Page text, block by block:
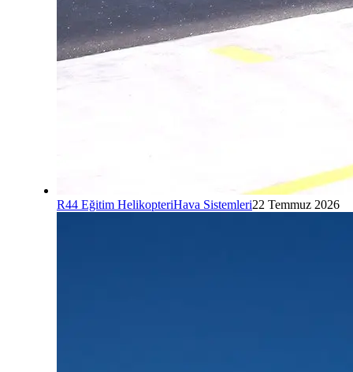
R44 Eğitim HelikopteriHava Sistemleri22 Temmuz 2026